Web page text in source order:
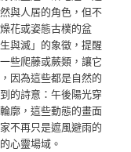
與人居的角色，但不
花或姿態古樸的盆
與滅」的象徵，提醒
些爬藤或蕨類，讓它
因為這些都是自然的
的詩意：午後陽光穿
廓，這些動態的畫面
不再只是遮風避雨的
心靈場域。